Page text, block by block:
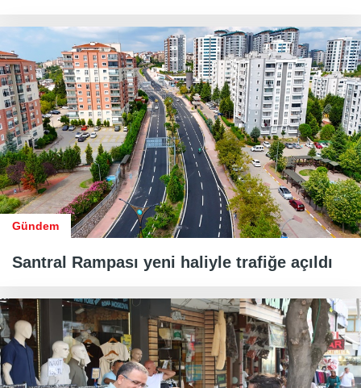
Gündem
Santral Rampası yeni haliyle trafiğe açıldı